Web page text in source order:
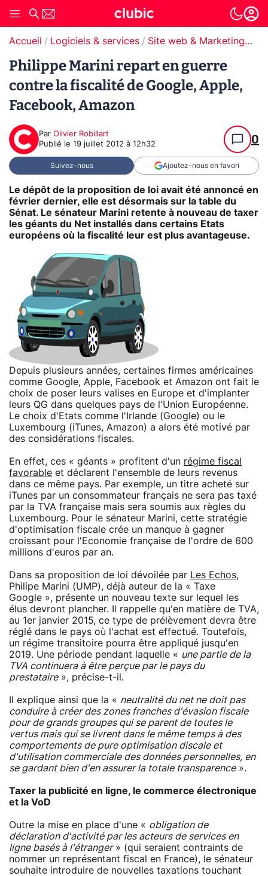
Accueil Logiciels & services Site web & Marketing Digital
Philippe Marini repart en guerre
contre la fiscalité de Google, Apple,
Facebook, Amazon
Par Olivier Robillart
Publié le 19 juillet 2012 à 12h32 0
Suivez-nous Ajoutez-nous en favori
Le dépôt de la proposition de loi avait été annoncé en
février dernier, elle est désormais sur la table du
Sénat. Le sénateur Marini retente à nouveau de taxer
les géants du Net installés dans certains Etats
européens où la fiscalité leur est plus avantageuse.
Depuis plusieurs années, certaines firmes américaines
comme Google, Apple, Facebook et Amazon ont fait le
choix de poser leurs valises en Europe et d'implanter
leurs QG dans quelques pays de l'Union Européenne.
Le choix d'Etats comme l'Irlande (Google) ou le
Luxembourg (iTunes, Amazon) a alors été motivé par
des considérations fiscales.
En effet, ces « géants » profitent d'un régime fiscal
favorable et déclarent l'ensemble de leurs revenus
dans ce même pays. Par exemple, un titre acheté sur
iTunes par un consommateur français ne sera pas taxé
par la TVA française mais sera soumis aux règles du
Luxembourg. Pour le sénateur Marini, cette stratégie
d'optimisation fiscale crée un manque à gagner
croissant pour l'Economie française de l'ordre de 600
millions d'euros par an.
Dans sa proposition de loi dévoilée par Les Echos,
Philipe Marini (UMP), déjà auteur de la « Taxe
Google », présente un nouveau texte sur lequel les
élus devront plancher. Il rappelle qu'en matière de TVA,
au 1er janvier 2015, ce type de prélèvement devra être
réglé dans le pays où l'achat est effectué. Toutefois,
un régime transitoire pourra être appliqué jusqu'en
2019. Une période pendant laquelle « une partie de la
TVA continuera à être perçue par le pays du
prestataire», précise-t-il.
Il explique ainsi que la « neutralité du net ne doit pas
conduire à créer des zones franches d'évasion fiscale
pour de grands groupes qui se parent de toutes le
vertus mais qui se livrent dans le même temps à des
comportements de pure optimisation discale et
d'utilisation commerciale des données personnelles, en
se gardant bien d'en assurer la totale transparence».
Taxer la publicité en ligne, le commerce électronique
et la VoD
Outre la mise en place d'une « obligation de
déclaration d'activité par les acteurs de services en
ligne basés à l'étranger» (qui seraient contraints de
nommer un représentant fiscal en France), le sénateur
souhaite introduire de nouvelles taxations touchant